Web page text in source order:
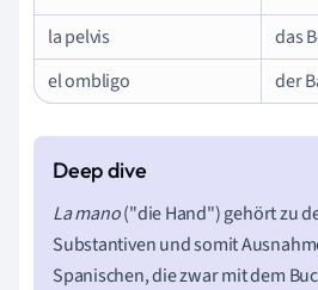
la pelvis
das
el ombligo
der
La mano("die Hand")gehört zu
Substantiven und somit
Spanischen, die zwar mit dem